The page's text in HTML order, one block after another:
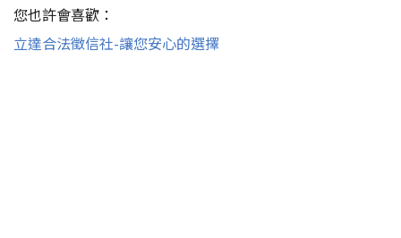
您也許會喜歡：
立達合法徵信社-讓您安心的選擇